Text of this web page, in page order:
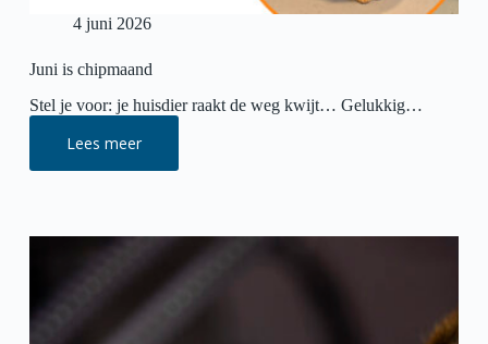
4 juni 2026
Juni is chipmaand
Stel je voor: je huisdier raakt de weg kwijt… Gelukkig…
Lees meer
Juni
is